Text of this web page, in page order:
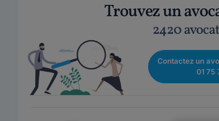
Trouvez un
2420
Contactez un
01 75